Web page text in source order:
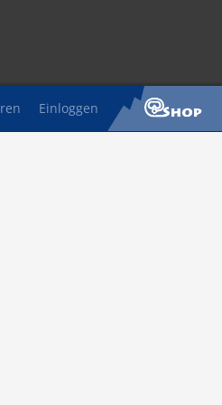
Einloggen